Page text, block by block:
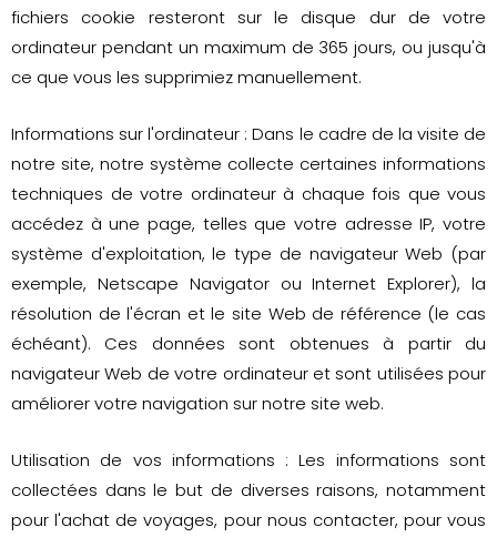
fichiers cookie resteront sur le disque dur de votre
ordinateur pendant un maximum de 365 jours, ou jusqu'à
ce que vous les supprimiez manuellement.
Informations sur l'ordinateur : Dans le cadre de la visite de
notre site, notre système collecte certaines informations
techniques de votre ordinateur à chaque fois que vous
accédez à une page, telles que votre adresse IP, votre
système d'exploitation, le type de navigateur Web (par
exemple, Netscape Navigator ou Internet Explorer), la
résolution de l'écran et le site Web de référence (le cas
échéant). Ces données sont obtenues à partir du
navigateur Web de votre ordinateur et sont utilisées pour
améliorer votre navigation sur notre site web.
Utilisation de vos informations : Les informations sont
collectées dans le but de diverses raisons, notamment
pour l'achat de voyages, pour nous contacter, pour vous